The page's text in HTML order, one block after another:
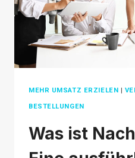
MEHR UMSATZ ERZIELEN
BESTELLUNGEN
Was ist